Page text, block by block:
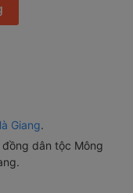
Giang.
dân tộc Mông